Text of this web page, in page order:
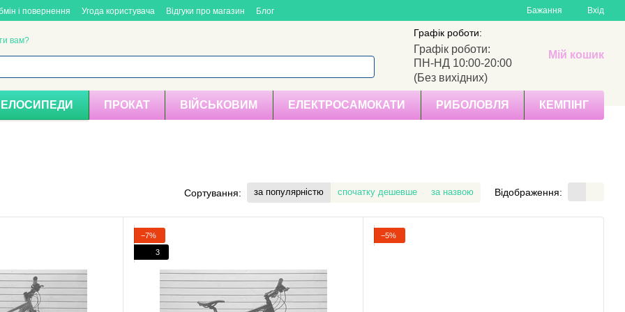
і повернення Угода користувача Відгуки про магазин Блог Бажання Вхід
вам?
Графік роботи:
Графік роботи:
ПН-НД 10:00-20:00
(Без вихідних)
Мій кошик
ПРОКАТ ВІЙСЬКОВИМ ЕЛЕКТРОСАМОКАТИ РИБОЛОВЛЯ КЕМПІНГ
Сортування: за популярністю спочатку дешевше за назвою Відображення:
−7%
3
−5%